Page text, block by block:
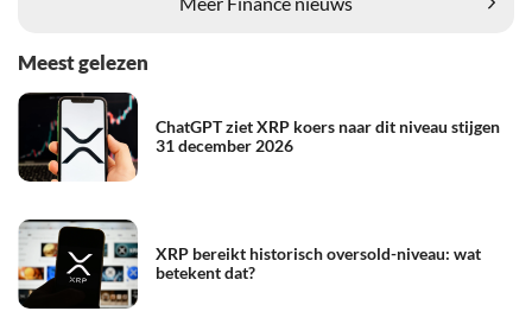
Meest gelezen
ChatGPT ziet XRP koers naar dit niveau stijgen
31 december 2026
XRP bereikt historisch oversold-niveau: wat
betekent dat?